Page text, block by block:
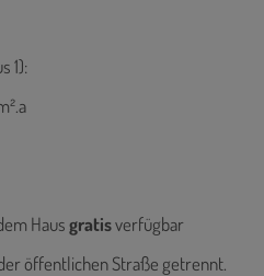
1):
Hausgratisverfügbar
öffentlichen Straße getrennt.